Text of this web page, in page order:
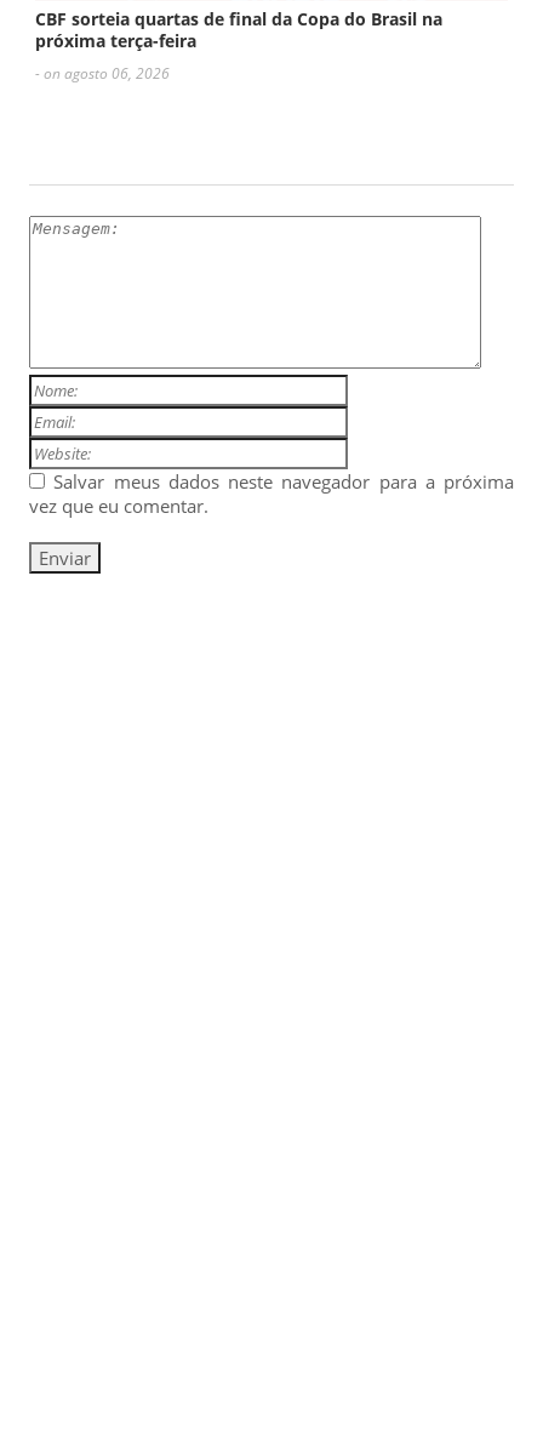
CBF sorteia quartas de final da Copa do Brasil na
próxima terça-feira
- on agosto 06, 2026
Salvar meus dados neste navegador para a próxima
vez que eu comentar.